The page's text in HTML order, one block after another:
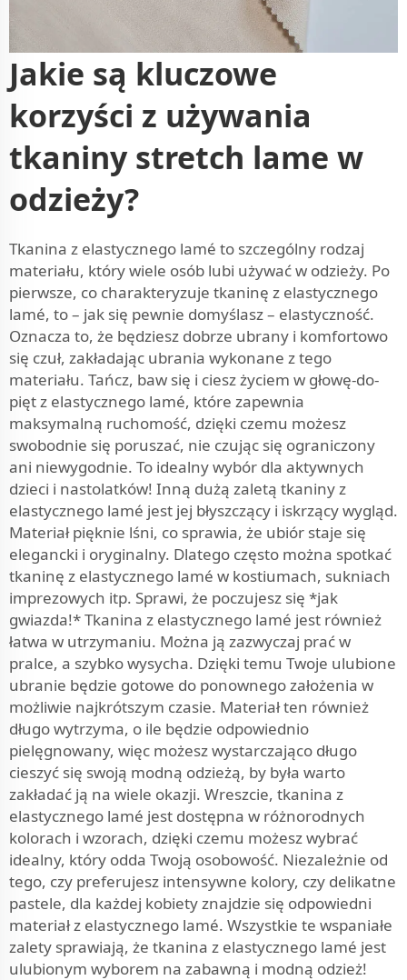
Jakie są kluczowe
korzyści z używania
tkaniny stretch lame w
odzieży?
Tkanina z elastycznego lamé to szczególny rodzaj
materiału, który wiele osób lubi używać w odzieży. Po
pierwsze, co charakteryzuje tkaninę z elastycznego
lamé, to – jak się pewnie domyślasz – elastyczność.
Oznacza to, że będziesz dobrze ubrany i komfortowo
się czuł, zakładając ubrania wykonane z tego
materiału. Tańcz, baw się i ciesz życiem w głowę-do-
pięt z elastycznego lamé, które zapewnia
maksymalną ruchomość, dzięki czemu możesz
swobodnie się poruszać, nie czując się ograniczony
ani niewygodnie. To idealny wybór dla aktywnych
dzieci i nastolatków! Inną dużą zaletą tkaniny z
elastycznego lamé jest jej błyszczący i iskrzący wygląd.
Materiał pięknie lśni, co sprawia, że ubiór staje się
elegancki i oryginalny. Dlatego często można spotkać
tkaninę z elastycznego lamé w kostiumach, sukniach
imprezowych itp. Sprawi, że poczujesz się *jak
gwiazda!* Tkanina z elastycznego lamé jest również
łatwa w utrzymaniu. Można ją zazwyczaj prać w
pralce, a szybko wysycha. Dzięki temu Twoje ulubione
ubranie będzie gotowe do ponownego założenia w
możliwie najkrótszym czasie. Materiał ten również
długo wytrzyma, o ile będzie odpowiednio
pielęgnowany, więc możesz wystarczająco długo
cieszyć się swoją modną odzieżą, by była warto
zakładać ją na wiele okazji. Wreszcie, tkanina z
elastycznego lamé jest dostępna w różnorodnych
kolorach i wzorach, dzięki czemu możesz wybrać
idealny, który odda Twoją osobowość. Niezależnie od
tego, czy preferujesz intensywne kolory, czy delikatne
pastele, dla każdej kobiety znajdzie się odpowiedni
materiał z elastycznego lamé. Wszystkie te wspaniałe
zalety sprawiają, że tkanina z elastycznego lamé jest
ulubionym wyborem na zabawną i modną odzież!